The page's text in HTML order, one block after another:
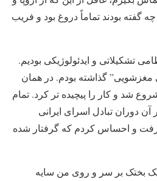
گفته بودند تماماً دروغ بود و فریب
تشکیلاتی و ایدئولوژیکی بودیم.
گذاشته بودم. در همان
شد و کار را پیچیده تر کرد. تمام
دوران تبادل اسرای ایرانی
و احساس کردم که گرفتار شده
بختک بر سر و روی من سایه